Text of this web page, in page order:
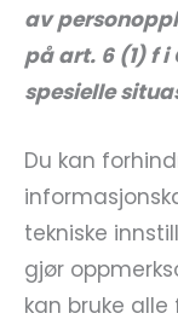
av
på art. 6 (1) f
spesielle
Du kan
tekniske
gjør
kan bruke